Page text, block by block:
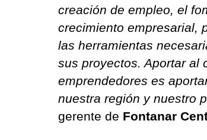
creación de empleo, el
crecimiento empresarial,
las herramientas
sus proyectos. Aportar al
emprendedores es
nuestra región y nuestro
gerente de Fontanar